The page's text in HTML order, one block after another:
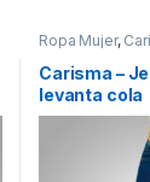
Ropa Mujer,
Carisma –
levanta cola